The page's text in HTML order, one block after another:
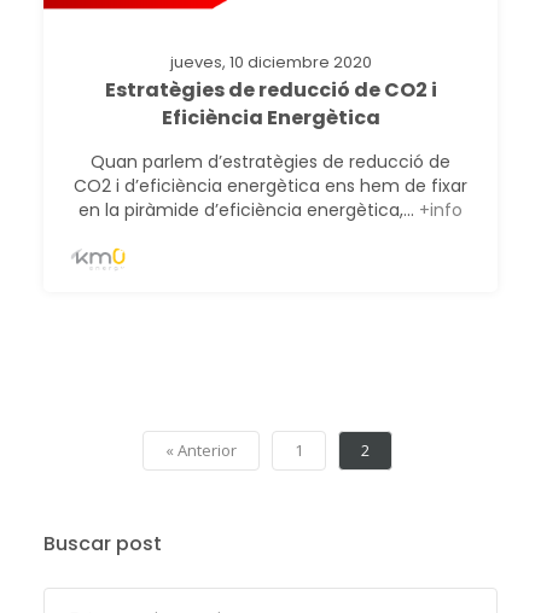
jueves, 10 diciembre 2020
Estratègies de reducció de CO2 i
Eficiència Energètica
Quan parlem d’estratègies de reducció de
CO2 i d’eficiència energètica ens hem de fixar
en la piràmide d’eficiència energètica,... +info
« Anterior 1 2
Buscar post